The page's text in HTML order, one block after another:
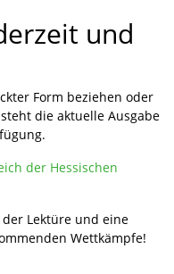
und
Form beziehen oder
die aktuelle Ausgabe
der Hessischen
Lektüre und eine
Wettkämpfe!